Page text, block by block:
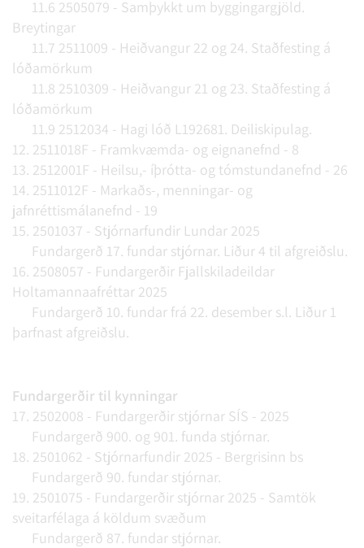
11.6 2505079 - Samþykkt um byggingargjöld.
Breytingar
11.7 2511009 - Heiðvangur 22 og 24. Staðfesting á
lóðamörkum
11.8 2510309 - Heiðvangur 21 og 23. Staðfesting á
lóðamörkum
11.9 2512034 - Hagi lóð L192681. Deiliskipulag.
12. 2511018F - Framkvæmda- og eignanefnd - 8
13. 2512001F - Heilsu,- íþrótta- og tómstundanefnd - 26
14. 2511012F - Markaðs-, menningar- og
jafnréttismálanefnd - 19
15. 2501037 - Stjórnarfundir Lundar 2025
Fundargerð 17. fundar stjórnar. Liður 4 til afgreiðslu.
16. 2508057 - Fundargerðir Fjallskiladeildar
Holtamannaafréttar 2025
Fundargerð 10. fundar frá 22. desember s.l. Liður 1
þarfnast afgreiðslu.
Fundargerðir til kynningar
17. 2502008 - Fundargerðir stjórnar SÍS - 2025
Fundargerð 900. og 901. funda stjórnar.
18. 2501062 - Stjórnarfundir 2025 - Bergrisinn bs
Fundargerð 90. fundar stjórnar.
19. 2501075 - Fundargerðir stjórnar 2025 - Samtök
sveitarfélaga á köldum svæðum
Fundargerð 87. fundar stjórnar.